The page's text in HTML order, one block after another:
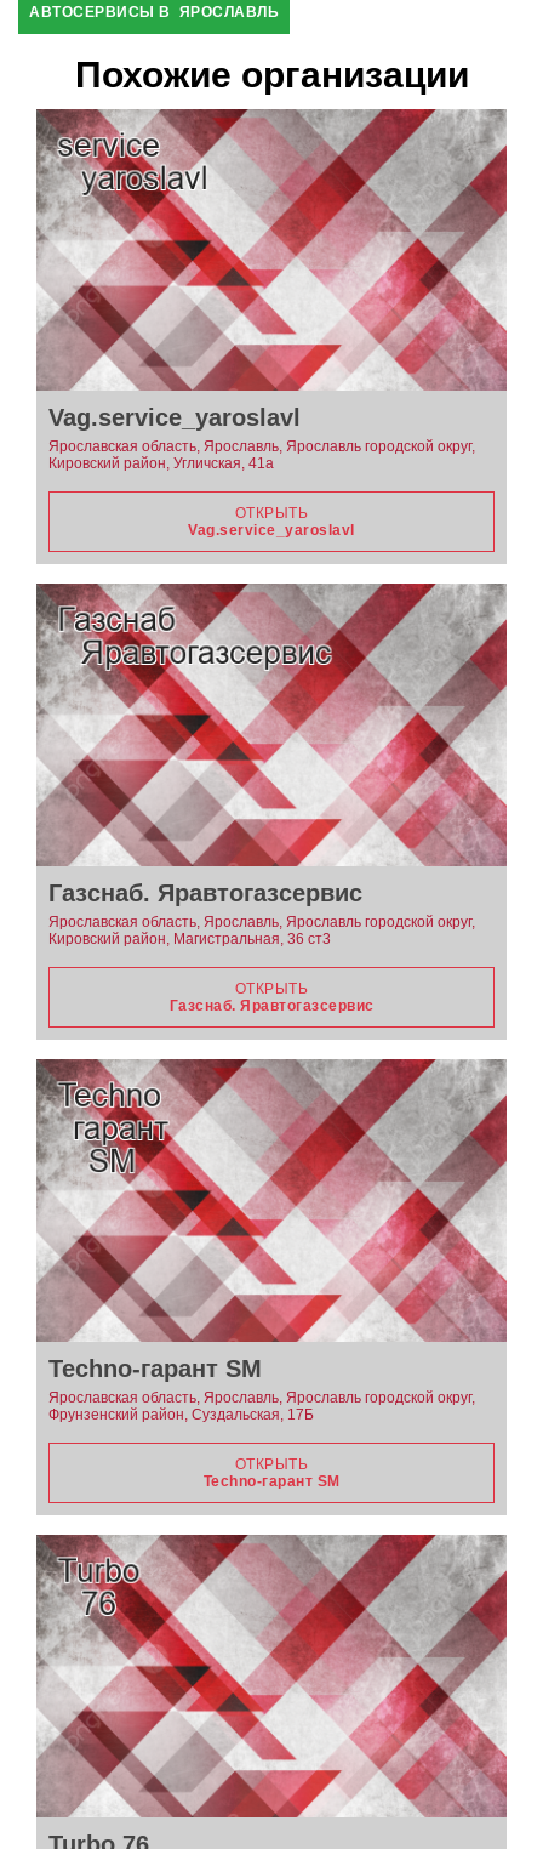
АВТОСЕРВИСЫ В ЯРОСЛАВЛЬ
Похожие организации
Vag.service_yaroslavl
Ярославская область, Ярославль, Ярославль городской округ,
Кировский район, Угличская, 41а
ОТКРЫТЬ
Vag.service_yaroslavl
Газснаб. Яравтогазсервис
Ярославская область, Ярославль, Ярославль городской округ,
Кировский район, Магистральная, 36 ст3
ОТКРЫТЬ
Газснаб. Яравтогазсервис
Techno-гарант SM
Ярославская область, Ярославль, Ярославль городской округ,
Фрунзенский район, Суздальская, 17Б
ОТКРЫТЬ
Techno-гарант SM